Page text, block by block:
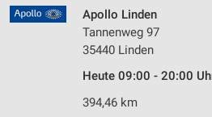
Apollo Linden
Tannenweg 97
35440 Linden
Heute 09:00 - 20:00
394,46 km